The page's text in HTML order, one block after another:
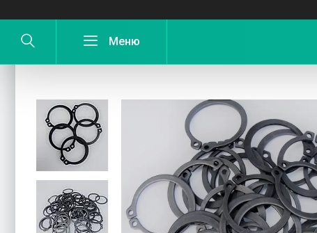
Кільце стопорне косарки Z35 зовнішнє